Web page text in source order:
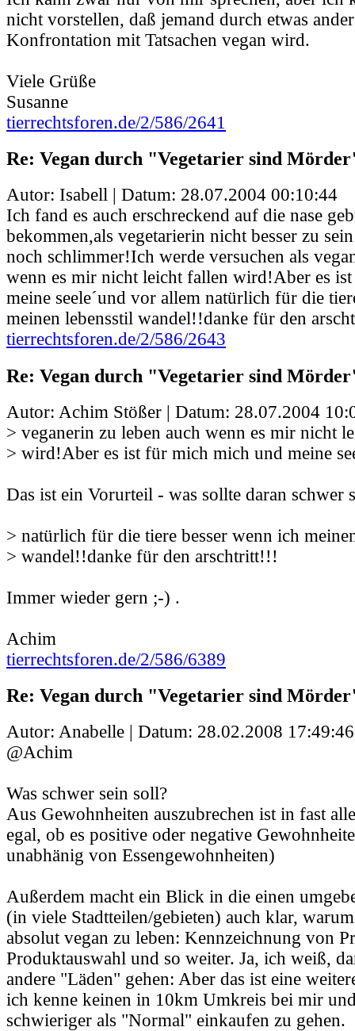
nicht vorstellen, daß jemand durch etwas
Konfrontation mit Tatsachen vegan wird.
Viele Grüße
Susanne
tierrechtsforen.de/2/586/2641
Re: Vegan durch "Vegetarier sind
Autor: Isabell | Datum: 28.07.2004 00:10:44
Ich fand es auch erschreckend auf die nase
bekommen,als vegetarierin nicht besser zu
noch schlimmer!Ich werde versuchen als
wenn es mir nicht leicht fallen wird!Aber es
meine seele´und vor allem natürlich für die
meinen lebensstil wandel!!danke für den
tierrechtsforen.de/2/586/2643
Re: Vegan durch "Vegetarier sind
Autor: Achim Stößer | Datum: 28.07.2004
> veganerin zu leben auch wenn es mir nicht
> wird!Aber es ist für mich mich und meine
Das ist ein Vorurteil - was sollte daran schwer
> natürlich für die tiere besser wenn ich
> wandel!!danke für den arschtritt!!!
Immer wieder gern ;-) .
Achim
tierrechtsforen.de/2/586/6389
Re: Vegan durch "Vegetarier sind
Autor: Anabelle | Datum: 28.02.2008 17:49:46
@Achim
Was schwer sein soll?
Aus Gewohnheiten auszubrechen ist in fast
egal, ob es positive oder negative
unabhänig von Essengewohnheiten)
Außerdem macht ein Blick in die einen
(in viele Stadtteilen/gebieten) auch klar,
absolut vegan zu leben: Kennzeichnung von
Produktauswahl und so weiter. Ja, ich weiß,
andere "Läden" gehen: Aber das ist eine
ich kenne keinen in 10km Umkreis bei mir
schwieriger als "Normal" einkaufen zu gehen.